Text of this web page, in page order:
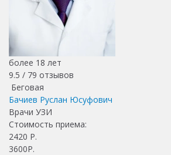
более 18 лет
9.5 / 79 отзывов
Беговая
Бачиев Руслан Юсуфович
Врачи УЗИ
Стоимость приема:
2420 Р.
3600Р.